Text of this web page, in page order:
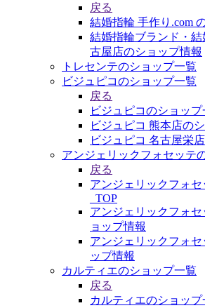
戻る
結婚指輪 手作り.com
結婚指輪ブランド・結
古屋店のショップ情報
トレセンテのショップ一覧
ビジュピコのショップ一覧
戻る
ビジュピコのショップ
ビジュピコ 熊本店の
ビジュピコ 名古屋栄
アンジェリックフォセッテ
戻る
アンジェリックフォ
_TOP
アンジェリックフォ
ョップ情報
アンジェリックフォ
ップ情報
カルティエのショップ一覧
戻る
カルティエのショップ